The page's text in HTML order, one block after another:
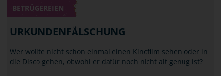
BETRÜGEREIEN
URKUNDENFÄLSCHUNG
Wer wollte nicht schon einmal einen Kinofilm sehen oder in
die Disco gehen, obwohl er dafür noch nicht alt genug ist?